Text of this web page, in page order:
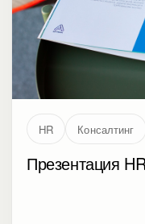
HR Консалтинг
Презентация